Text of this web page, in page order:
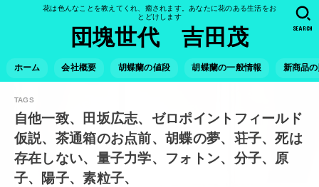
花は色んなことを教えてくれ、癒されます。あなたに花のある生活をお
とどけします
団塊世代 吉田茂
ホーム 会社概要 胡蝶蘭の値段 胡蝶蘭の一般情報 新商品
SEARCH
自他一致、田坂広志、ゼロポイントフィールド
仮説、茶通箱のお点前、胡蝶の夢、荘子、死は
存在しない、量子力学、フォトン、分子、原
子、陽子、素粒子、